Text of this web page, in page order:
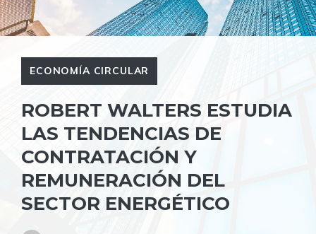
ECONOMÍA CIRCULAR
ROBERT WALTERS ESTUDIA
LAS TENDENCIAS DE
CONTRATACIÓN Y
REMUNERACIÓN DEL
SECTOR ENERGÉTICO